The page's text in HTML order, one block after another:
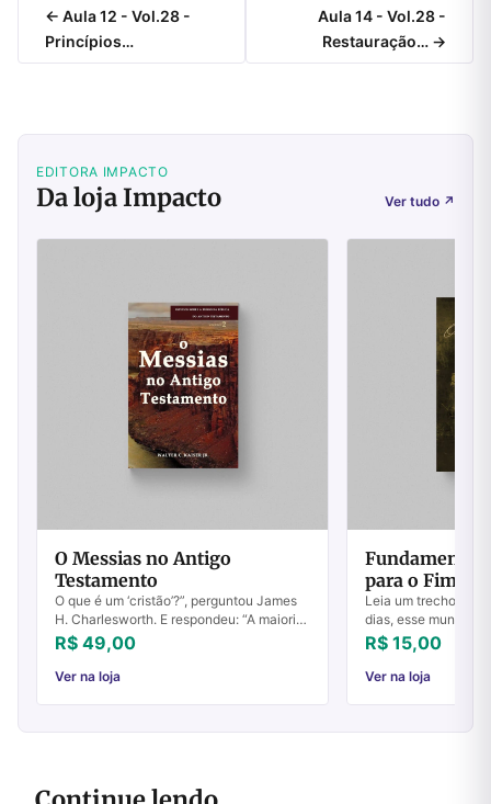
← Aula 12 - Vol.28 -
Princípios…
Aula 14 - Vol.28 -
Restauração… →
EDITORA IMPACTO
Da loja Impacto Ver tudo ↗
O Messias no Antigo
Testamento
O que é um ‘cristão’?”, perguntou James
H. Charlesworth. E respondeu: “A maioria
das pessoas responderia: quem acredita
que Jesus de Nazaré era ‘o Cristo’ qu...
R$ 49,00
Ver na loja
Fundamentos
para o Fim
5
Leia um trecho do
dias, esse mundo
precisa ser
faremos isso! Deus
para ab...
R$ 15,00
Ver na loja